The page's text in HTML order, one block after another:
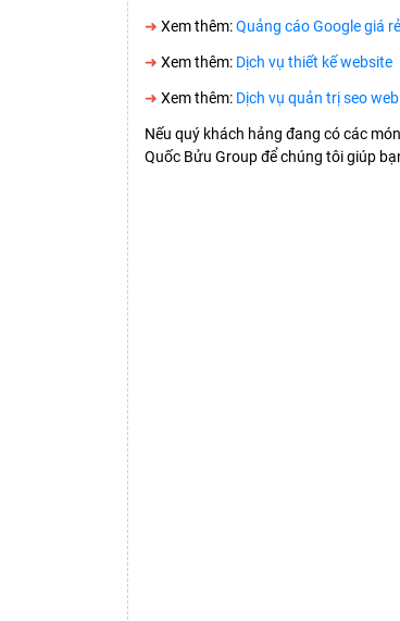
➜ Xem thêm:Quảng cáo Google giá rẻ
➜ Xem thêm: Dịch vụ thiết kế website
➜ Xem thêm: Dịch vụ quản trị seo web
Nếu quý khách hảng đang có các
Quốc Bửu Group để chúng tôi giúp